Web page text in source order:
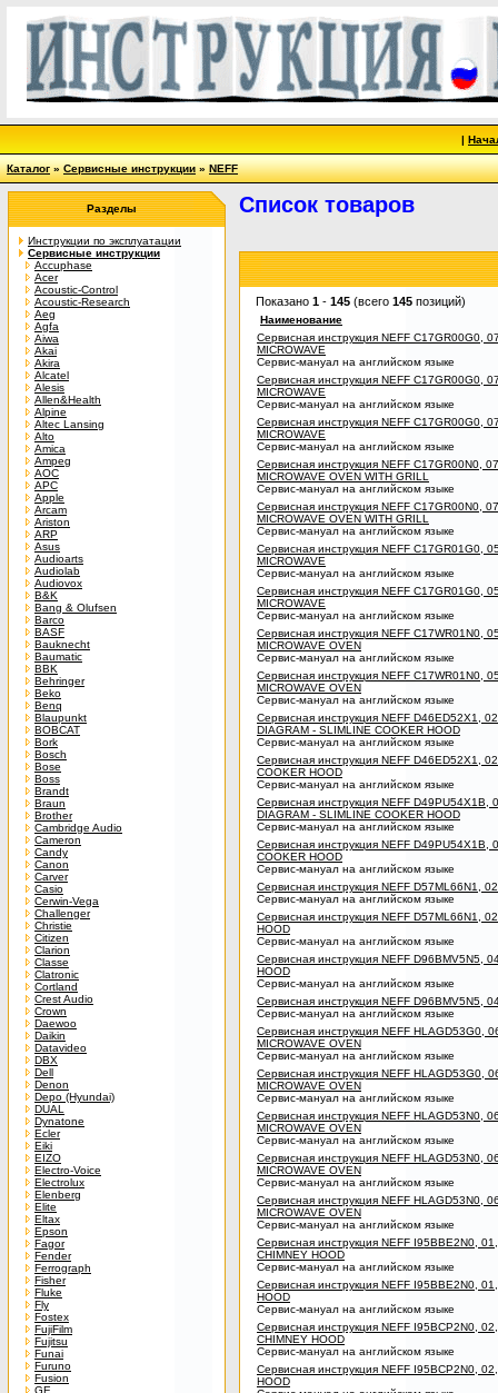
|
Каталог»Сервисные инструкции»NEFF
Разделы
Инструкции по эксплуатации
Сервисные инструкции
Accuphase
Acer
Acoustic-Control
Acoustic-Research
Aeg
Agfa
Aiwa
Akai
Akira
Alcatel
Alesis
Allen&Health
Alpine
Altec Lansing
Alto
Amica
Ampeg
AOC
APC
Apple
Arcam
Ariston
ARP
Asus
Audioarts
Audiolab
Audiovox
B&K
Bang & Olufsen
Barco
BASF
Bauknecht
Baumatic
BBK
Behringer
Beko
Benq
Blaupunkt
BOBCAT
Bork
Bosch
Bose
Boss
Brandt
Braun
Brother
Cambridge Audio
Cameron
Candy
Canon
Carver
Casio
Cerwin-Vega
Challenger
Christie
Citizen
Clarion
Classe
Clatronic
Cortland
Crest Audio
Crown
Daewoo
Daikin
Datavideo
DBX
Dell
Denon
Depo (Hyundai)
DUAL
Dynatone
Ecler
Eiki
EIZO
Electro-Voice
Electrolux
Elenberg
Elite
Eltax
Epson
Fagor
Fender
Ferrograph
Fisher
Fluke
Fly
Fostex
FujiFilm
Fujitsu
Funai
Furuno
Fusion
GE
Список товаров
Показано 1 - 145 (всего 145 позиций)
Наименование
Сервисная инструкция NEFF C17GR00G0,
MICROWAVE
Сервис-мануал на английском языке
Сервисная инструкция NEFF C17GR00G0,
MICROWAVE
Сервис-мануал на английском языке
Сервисная инструкция NEFF C17GR00G0,
MICROWAVE
Сервис-мануал на английском языке
Сервисная инструкция NEFF C17GR00N0,
MICROWAVE OVEN WITH GRILL
Сервис-мануал на английском языке
Сервисная инструкция NEFF C17GR00N0,
MICROWAVE OVEN WITH GRILL
Сервис-мануал на английском языке
Сервисная инструкция NEFF C17GR01G0,
MICROWAVE
Сервис-мануал на английском языке
Сервисная инструкция NEFF C17GR01G0,
MICROWAVE
Сервис-мануал на английском языке
Сервисная инструкция NEFF C17WR01N0,
MICROWAVE OVEN
Сервис-мануал на английском языке
Сервисная инструкция NEFF C17WR01N0,
MICROWAVE OVEN
Сервис-мануал на английском языке
Сервисная инструкция NEFF D46ED52X1,
DIAGRAM - SLIMLINE COOKER HOOD
Сервис-мануал на английском языке
Сервисная инструкция NEFF D46ED52X1,
COOKER HOOD
Сервис-мануал на английском языке
Сервисная инструкция NEFF D49PU54X1B,
DIAGRAM - SLIMLINE COOKER HOOD
Сервис-мануал на английском языке
Сервисная инструкция NEFF D49PU54X1B,
COOKER HOOD
Сервис-мануал на английском языке
Сервисная инструкция NEFF D57ML66N1,
Сервис-мануал на английском языке
Сервисная инструкция NEFF D57ML66N1,
HOOD
Сервис-мануал на английском языке
Сервисная инструкция NEFF D96BMV5N5,
HOOD
Сервис-мануал на английском языке
Сервисная инструкция NEFF D96BMV5N5,
Сервис-мануал на английском языке
Сервисная инструкция NEFF HLAGD53G0,
MICROWAVE OVEN
Сервис-мануал на английском языке
Сервисная инструкция NEFF HLAGD53G0,
MICROWAVE OVEN
Сервис-мануал на английском языке
Сервисная инструкция NEFF HLAGD53N0,
MICROWAVE OVEN
Сервис-мануал на английском языке
Сервисная инструкция NEFF HLAGD53N0,
MICROWAVE OVEN
Сервис-мануал на английском языке
Сервисная инструкция NEFF HLAGD53N0,
MICROWAVE OVEN
Сервис-мануал на английском языке
Сервисная инструкция NEFF I95BBE2N0,
CHIMNEY HOOD
Сервис-мануал на английском языке
Сервисная инструкция NEFF I95BBE2N0,
HOOD
Сервис-мануал на английском языке
Сервисная инструкция NEFF I95BCP2N0,
CHIMNEY HOOD
Сервис-мануал на английском языке
Сервисная инструкция NEFF I95BCP2N0,
HOOD